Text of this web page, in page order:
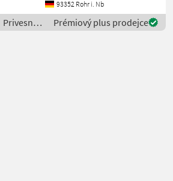
Aufsatzdreicke 300mm
vorne und hinten, mech.
AHK, Aufsatzwände 600mm
93352 Rohr i. Nb
Privesné
vozíky /
Prémiový plus prodejce